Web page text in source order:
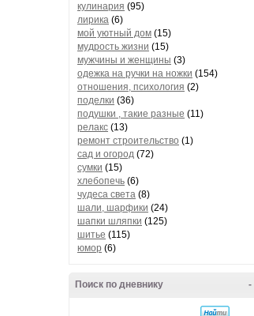
кулинария (95)
лирика (6)
мой уютный дом (15)
мудрость жизни (15)
мужчины и женщины (3)
одежка на ручки на ножки (154)
отношения, психология (2)
поделки (36)
подушки , такие разные (11)
релакс (13)
ремонт строительство (1)
сад и огород (72)
сумки (15)
хлебопечь (6)
чудеса света (8)
шали, шарфики (24)
шапки шляпки (125)
шитье (115)
юмор (6)
-
Поиск по дневнику